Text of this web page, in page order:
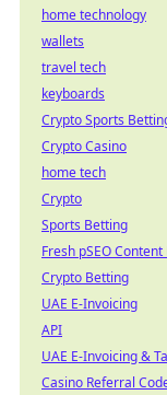
home technology
wallets
travel tech
keyboards
Crypto Sports
Crypto Casino
home tech
Crypto
Sports Betting
Fresh pSEO
Crypto Betting
UAE E-Invoicing
API
UAE E-Invoicing &
Casino Referral